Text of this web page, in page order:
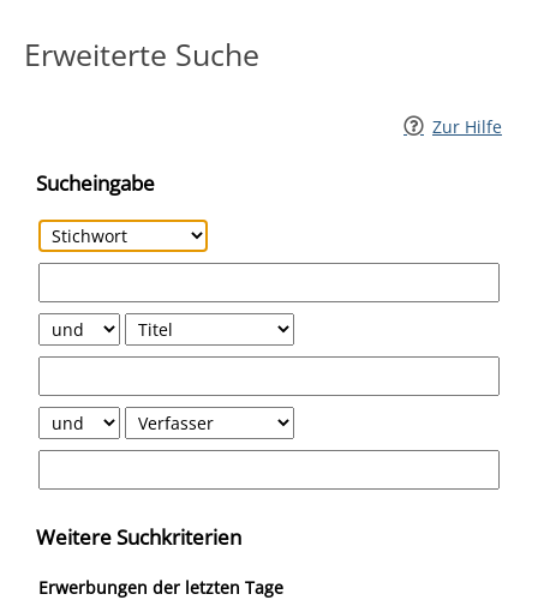
Erweiterte Suche
Zur Hilfe
Sucheingabe
Weitere Suchkriterien
Erwerbungen der letzten Tage